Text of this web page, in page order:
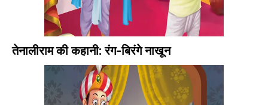
तेनालीराम की कहानी: रंग-बिरंगे नाखून